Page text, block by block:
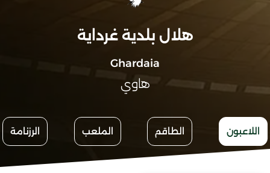
هلال بلدية غرداية
Ghardaia
هاوي
اللاعبون الطاقم الملعب الرزنامة